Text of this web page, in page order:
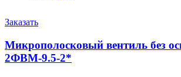
Заказать
Микрополосковый вентиль без
2ФВМ-9.5-2*